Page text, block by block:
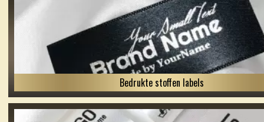
Bedrukte stoffen labels